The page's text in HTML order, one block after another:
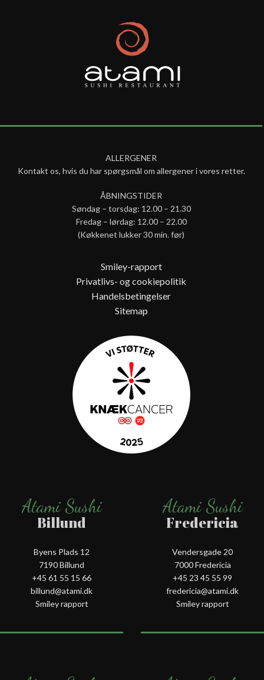
ALLERGENER
Kontakt os, hvis du har spørgsmål om allergener i vores retter.
ÅBNINGSTIDER
Søndag – torsdag: 12.00 – 21.30
Fredag – lørdag: 12.00 – 22.00
(Køkkenet lukker 30 min. før)
Smiley-rapport
Privatlivs- og cookiepolitik
Handelsbetingelser
Sitemap
Atami Sushi
Billund
Byens Plads 12
7190 Billund
+45 61 55 15 66‬
billund@atami.dk
Smiley rapport
Atami Sushi
Fredericia
Vendersgade 20
7000 Fredericia
+45 23 45 55 99
fredericia@atami.dk
Smiley rapport